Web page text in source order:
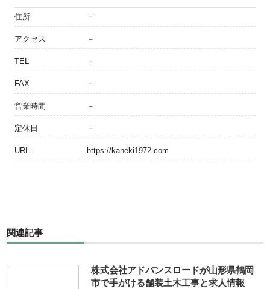
住所 －
アクセス －
TEL －
FAX －
営業時間 －
定休日 －
URL https://kaneki1972.com
関連記事
株式会社アドバンスロードが山形県鶴岡
市で手がける舗装土木工事と求人情報